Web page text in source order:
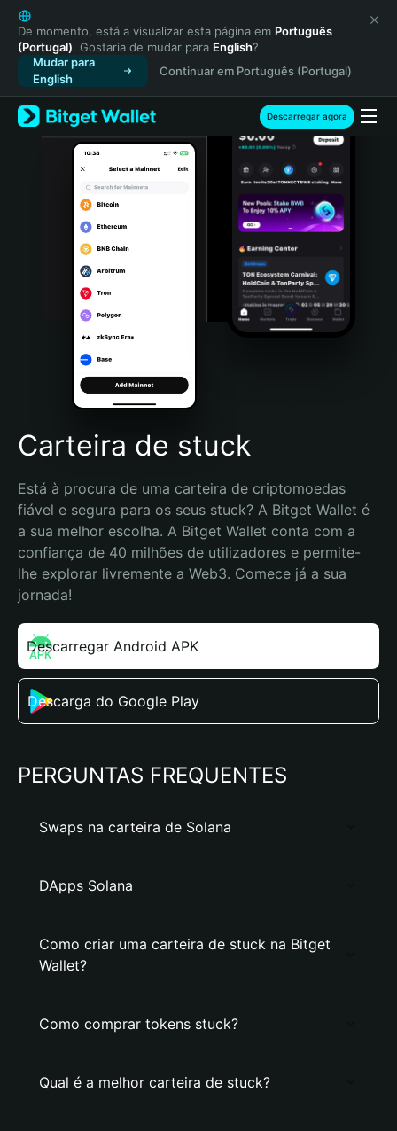
English
日本語
Tiếng Việt
Русский
Español (Latinoamérica)
Türkçe
Italiano
Português (Portugal)
Bahasa Indonesia
Português (Brasil)
Español (Argentina)
De momento, está a visualizar esta página em Português
(Portugal). Gostaria de mudar para English?
Mudar para
English
Continuar em Português (Portugal)
Descarregar agora
Carteira de stuck
Está à procura de uma carteira de criptomoedas
fiável e segura para os seus stuck? A Bitget Wallet é
a sua melhor escolha. A Bitget Wallet conta com a
confiança de 40 milhões de utilizadores e permite-
lhe explorar livremente a Web3. Comece já a sua
jornada!
Descarregar Android APK
Descarga do Google Play
PERGUNTAS FREQUENTES
Swaps na carteira de Solana
DApps Solana
Como criar uma carteira de stuck na Bitget
Wallet?
Como comprar tokens stuck?
Qual é a melhor carteira de stuck?